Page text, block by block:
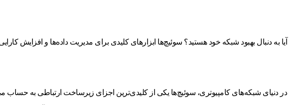
آیا به دنبال بهبود شبکه خود هستید؟ سوئیچ‌ها ابزارهای کلیدی برای مدیریت داده‌ها و افزایش